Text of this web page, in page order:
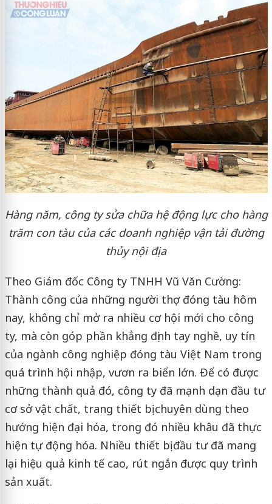
Hàng năm, công ty sửa chữa hệ động lực cho hàng
trăm con tàu của các doanh nghiệp vận tải đường
thủy nội địa
Theo Giám đốc Công ty TNHH Vũ Văn Cường:
Thành công của những người thợ đóng tàu hôm
nay, không chỉ mở ra nhiều cơ hội mới cho công
ty, mà còn góp phần khẳng định tay nghề, uy tín
của ngành công nghiệp đóng tàu Việt Nam trong
quá trình hội nhập, vươn ra biển lớn. Ðể có được
những thành quả đó, công ty đã mạnh dạn đầu tư
cơ sở vật chất, trang thiết bị chuyên dùng theo
hướng hiện đại hóa, trong đó nhiều khâu đã thực
hiện tự động hóa. Nhiều thiết bị đầu tư đã mang
lại hiệu quả kinh tế cao, rút ngắn được quy trình
sản xuất.